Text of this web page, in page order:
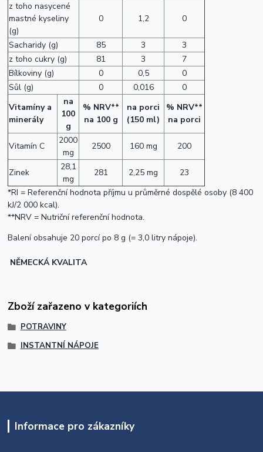
z toho nasycené
mastné kyseliny
(g)
0 1,2 0
Sacharidy (g) 85 3
3
z toho cukry (g)
81 3
7
Bílkoviny (g)
0 0,5
0
Sůl (g)
0 0,016
0
Vitamíny a
minerály
na
100
g
% NRV**
na 100 g
na porci
(150 ml)
% NRV**
na porci
Vitamín C
2000
mg
2500 160 mg 200
Zinek
28,1
mg
281 2,25 mg
23
*RI = Referenční hodnota příjmu u průměrné dospělé osoby (8 400
kJ/2 000 kcal).
**NRV = Nutriční referenční hodnota.
Balení obsahuje 20 porcí po 8 g (= 3,0 litry nápoje).
NĚMECKÁ KVALITA
Zboží zařazeno v kategoriích
POTRAVINY
INSTANTNÍ NÁPOJE
Informace pro zákazníky